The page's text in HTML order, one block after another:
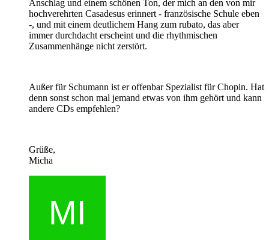
Anschlag und einem schönen Ton, der mich an den von mir
hochverehrten Casadesus erinnert - französische Schule eben
-, und mit einem deutlichem Hang zum rubato, das aber
immer durchdacht erscheint und die rhythmischen
Zusammenhänge nicht zerstört.
Außer für Schumann ist er offenbar Spezialist für Chopin. Hat
denn sonst schon mal jemand etwas von ihm gehört und kann
andere CDs empfehlen?
Grüße,
Micha